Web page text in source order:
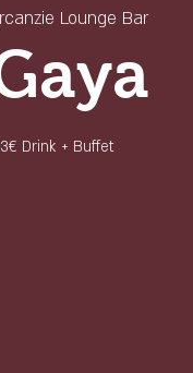
Lounge Bar
Drink + Buffet